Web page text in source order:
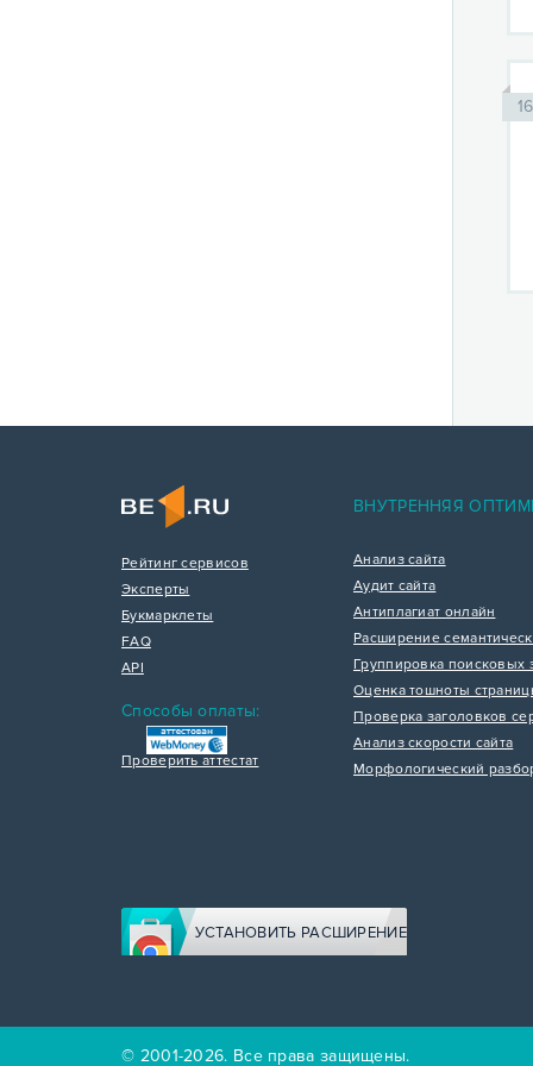
Рейтинг сервисов
Эксперты
Букмарклеты
FAQ
API
Способы оплаты:
Проверить аттестат
ВНУТРЕННЯЯ
Анализ сайта
Аудит сайта
Антиплагиат онлайн
Расширение
Группировка поисковых
Оценка тошноты
Проверка заголовков
Анализ скорости сайта
Морфологический
УСТАНОВИТЬ РАСШИРЕНИЕ
© 2001-2026. Все права защищены.